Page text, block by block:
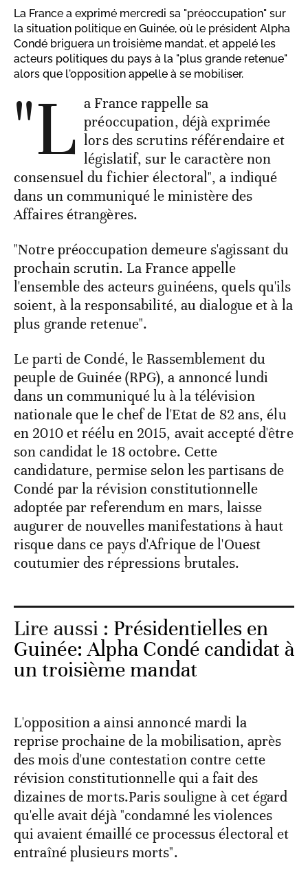
La France a exprimé mercredi sa "préoccupation" sur
la situation politique en Guinée, où le président Alpha
Condé briguera un troisième mandat, et appelé les
acteurs politiques du pays à la "plus grande retenue"
alors que l'opposition appelle à se mobiliser.
"L a France rappelle sa
préoccupation, déjà exprimée
lors des scrutins référendaire et
législatif, sur le caractère non
consensuel du fichier électoral", a indiqué
dans un communiqué le ministère des
Affaires étrangères.
"Notre préoccupation demeure s'agissant du
prochain scrutin. La France appelle
l'ensemble des acteurs guinéens, quels qu'ils
soient, à la responsabilité, au dialogue et à la
plus grande retenue".
Le parti de Condé, le Rassemblement du
peuple de Guinée (RPG), a annoncé lundi
dans un communiqué lu à la télévision
nationale que le chef de l'Etat de 82 ans, élu
en 2010 et réélu en 2015, avait accepté d'être
son candidat le 18 octobre. Cette
candidature, permise selon les partisans de
Condé par la révision constitutionnelle
adoptée par referendum en mars, laisse
augurer de nouvelles manifestations à haut
risque dans ce pays d'Afrique de l'Ouest
coutumier des répressions brutales.
Lire aussi : Présidentielles en
Guinée: Alpha Condé candidat à
un troisième mandat
L'opposition a ainsi annoncé mardi la
reprise prochaine de la mobilisation, après
des mois d'une contestation contre cette
révision constitutionnelle qui a fait des
dizaines de morts.Paris souligne à cet égard
qu'elle avait déjà "condamné les violences
qui avaient émaillé ce processus électoral et
entraîné plusieurs morts".